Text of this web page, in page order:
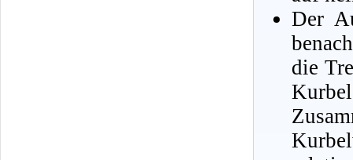
Der
die